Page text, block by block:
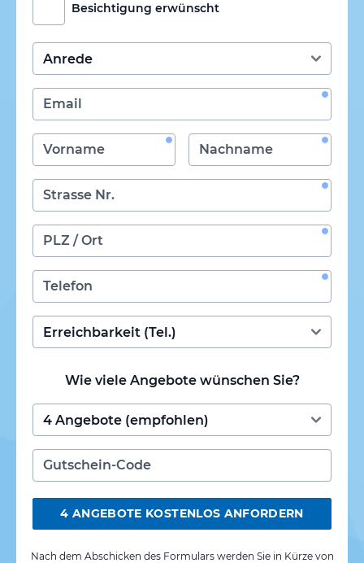
Besichtigung erwünscht
Wie viele Angebote wünschen Sie?
4 ANGEBOTE KOSTENLOS ANFORDERN
Nach dem Abschicken des Formulars werden Sie in Kürze von